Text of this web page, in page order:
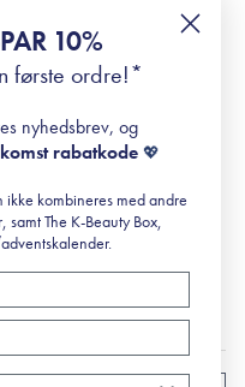
10%
første ordre!*
nyhedsbrev, og
rabatkode 💖
ikke kombineres med andre
samt The K-Beauty Box,